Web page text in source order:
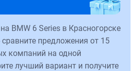
BMW 6 Series в Красногорске
предложения от 15
компаний на одной
лучший вариант и получите